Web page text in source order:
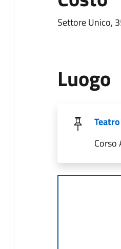
Settore Unico,
Luogo
Corso